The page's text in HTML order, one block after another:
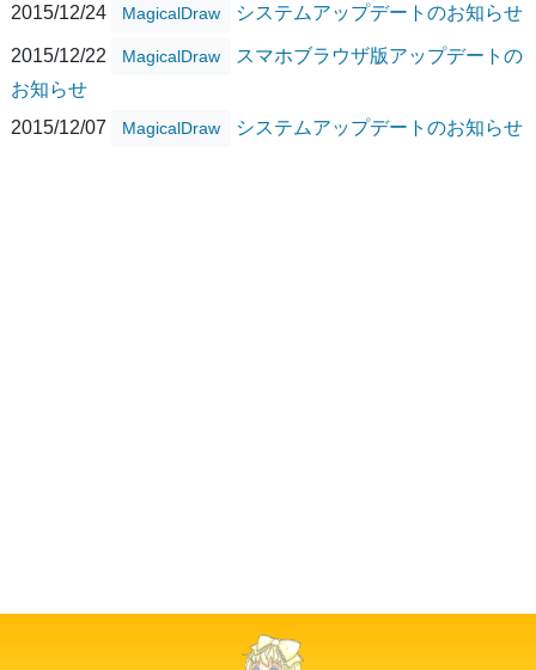
2015/12/24
MagicalDraw システムアップデートのお知らせ
2015/12/22 MagicalDraw
スマホブラウザ版アップデートの
お知らせ
2015/12/07
MagicalDraw システムアップデートのお知らせ